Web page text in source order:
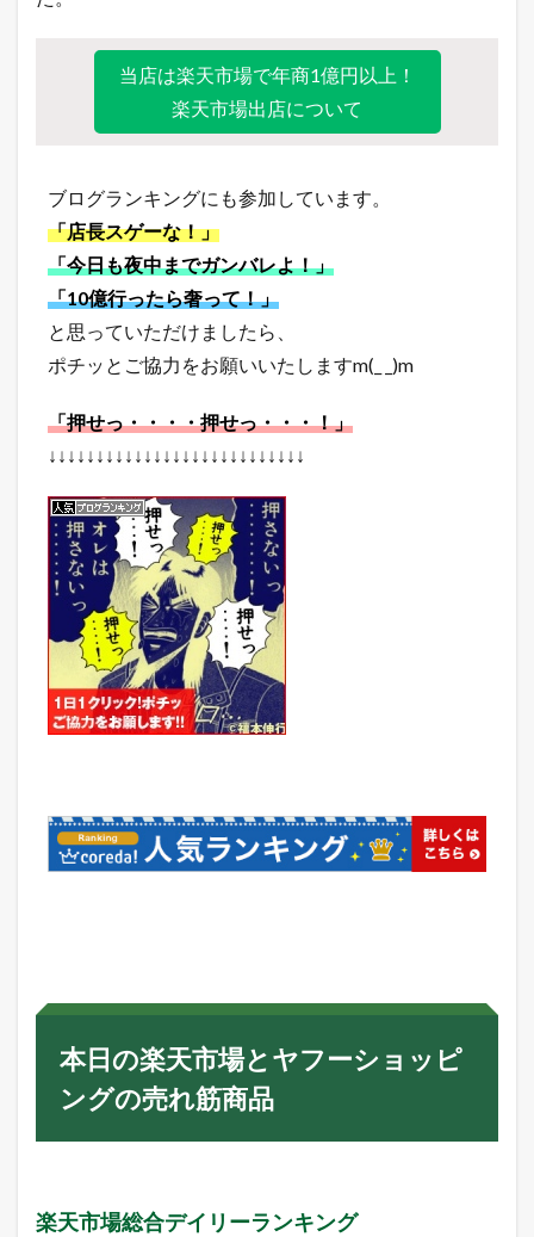
当店は楽天市場で年商1億円以上！
楽天市場出店について
ブログランキングにも参加しています。
「店長スゲーな！」
「今日も夜中までガンバレよ！」
「10億行ったら奢って！」
と思っていただけましたら、
ポチッとご協力をお願いいたしますm(_ _)m
「押せっ・・・・押せっ・・・！」
↓↓↓↓↓↓↓↓↓↓↓↓↓↓↓↓↓↓↓↓↓↓↓↓↓↓↓
本日の楽天市場とヤフーショッピ
ングの売れ筋商品
楽天市場総合デイリーランキング